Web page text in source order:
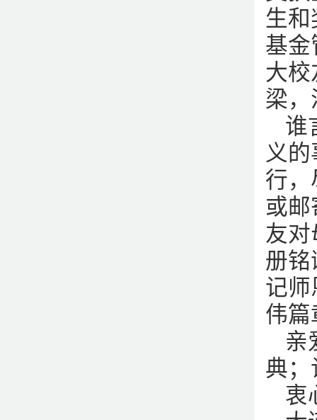
生
基金
大
梁，
谁
义
行，
或
友
册铭
记师
伟篇
亲
典；
衷